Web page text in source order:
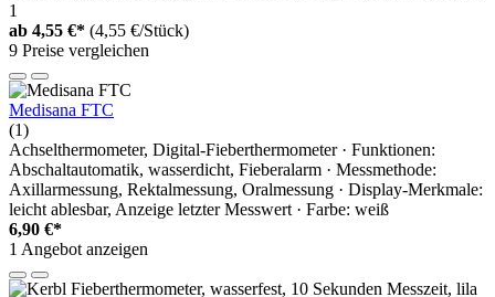
1
ab 4,55 €* (4,55 €/Stück)
9 Preise vergleichen
Medisana FTC
(1)
Achselthermometer, Digital-Fieberthermometer · Funktionen:
Abschaltautomatik, wasserdicht, Fieberalarm · Messmethode:
Axillarmessung, Rektalmessung, Oralmessung · Display-Merkmale:
leicht ablesbar, Anzeige letzter Messwert · Farbe: weiß
6,90 €*
1 Angebot anzeigen